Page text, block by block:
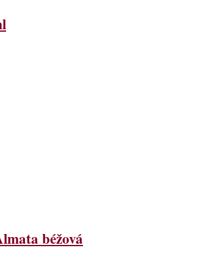
béžová